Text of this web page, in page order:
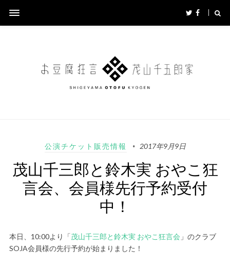
公演チケット販売情報 2017年9月9日
茂山千三郎と鈴木実 おやこ狂
言会、会員様先行予約受付
中！
本日、10:00より「茂山千三郎と鈴木実 おやこ狂言会 」のクラブ
SOJA会員様の先行予約が始まりました！